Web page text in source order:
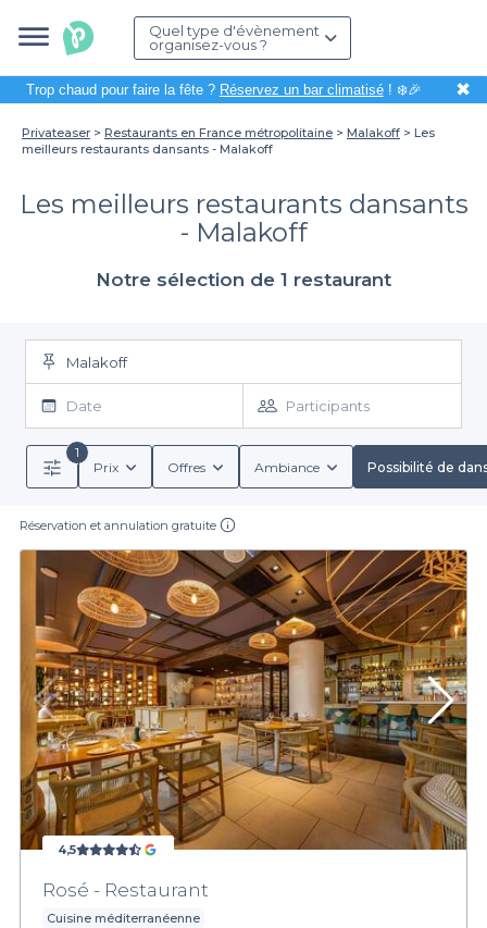
Quel type d'évènement
organisez-vous ?
Trop chaud pour faire la fête ? Réservez un bar climatisé! ❄️🎉 ✖
Privateaser Restaurants en France métropolitaine Malakoff
Les
meilleurs restaurants dansants - Malakoff
Les meilleurs restaurants dansants
- Malakoff
Notre sélection de 1 restaurant
Malakoff
Date Participants
1
Prix
Offres Ambiance Possibilité de
Réservation et annulation gratuite
4,5
Rosé - Restaurant
Cuisine méditerranéenne